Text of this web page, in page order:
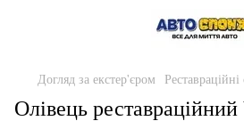
Догляд за екстер'єром Реставраційні
Олівець